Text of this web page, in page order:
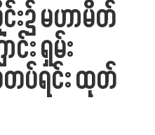
၌ မဟာမိတ်
င်း ရှမ်း
ပ်ရင်း ထုတ်